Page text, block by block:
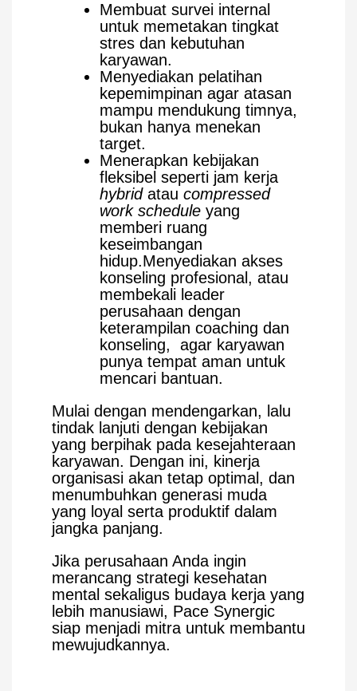
Membuat survei internal
untuk memetakan tingkat
stres dan kebutuhan
karyawan.
Menyediakan pelatihan
kepemimpinan agar atasan
mampu mendukung timnya,
bukan hanya menekan
target.
Menerapkan kebijakan
fleksibel seperti jam kerja
hybridatau compressed
work scheduleyang
memberi ruang
keseimbangan
hidup.Menyediakan akses
konseling profesional, atau
membekali leader
perusahaan dengan
keterampilan coaching dan
konseling, agar karyawan
punya tempat aman untuk
mencari bantuan.
Mulai dengan mendengarkan, lalu
tindak lanjuti dengan kebijakan
yang berpihak pada kesejahteraan
karyawan. Dengan ini, kinerja
organisasi akan tetap optimal, dan
menumbuhkan generasi muda
yang loyal serta produktif dalam
jangka panjang.
Jika perusahaan Anda ingin
merancang strategi kesehatan
mental sekaligus budaya kerja yang
lebih manusiawi, Pace Synergic
siap menjadi mitra untuk membantu
mewujudkannya.